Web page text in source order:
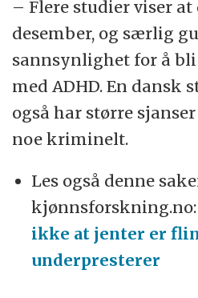
– Flere studier viser at
desember, og særlig
sannsynlighet for å
med ADHD. En dansk
også har større
noe kriminelt.
Les også denne
kjønnsforskning.no:
ikke at jenter er
underpresterer